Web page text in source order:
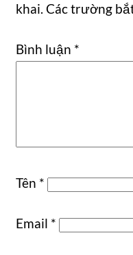
khai. Các trường
Bình luận *
Tên *
Email *